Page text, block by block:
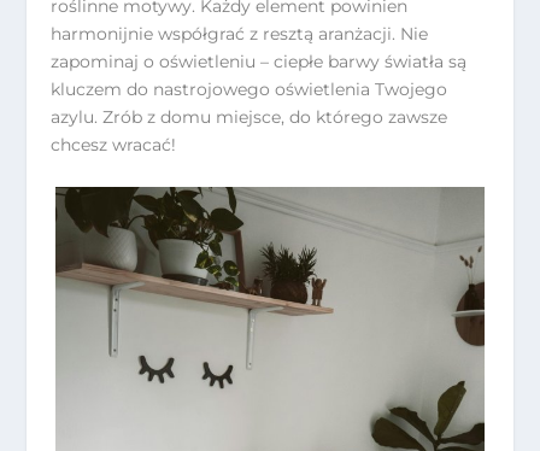
roślinne motywy. Każdy element powinien
harmonijnie współgrać z resztą aranżacji. Nie
zapominaj o oświetleniu – ciepłe barwy światła są
kluczem do nastrojowego oświetlenia Twojego
azylu. Zrób z domu miejsce, do którego zawsze
chcesz wracać!